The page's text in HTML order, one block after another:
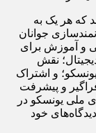
که هر یک به
جوانان
و آموزش برای
نقش
و اشتراک
و پیشرفت
ملی یونسکو در
خود